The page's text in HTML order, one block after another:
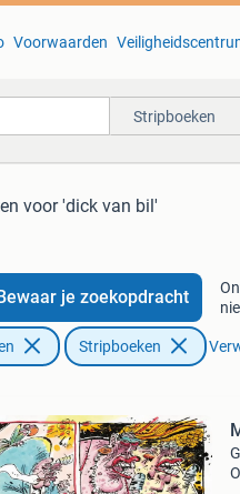
Voorwaarden
Stripboeken
voor 'dick van bil'
je zoekopdracht
Stripboeken